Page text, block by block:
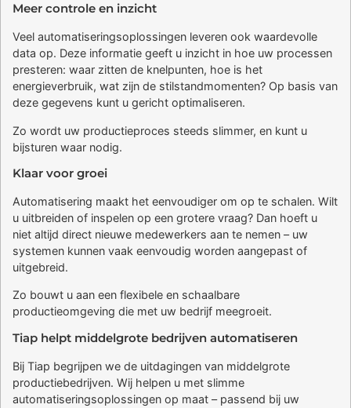
Meer controle en inzicht
Veel automatiseringsoplossingen leveren ook waardevolle
data op. Deze informatie geeft u inzicht in hoe uw processen
presteren: waar zitten de knelpunten, hoe is het
energieverbruik, wat zijn de stilstandmomenten? Op basis van
deze gegevens kunt u gericht optimaliseren.
Zo wordt uw productieproces steeds slimmer, en kunt u
bijsturen waar nodig.
Klaar voor groei
Automatisering maakt het eenvoudiger om op te schalen. Wilt
u uitbreiden of inspelen op een grotere vraag? Dan hoeft u
niet altijd direct nieuwe medewerkers aan te nemen – uw
systemen kunnen vaak eenvoudig worden aangepast of
uitgebreid.
Zo bouwt u aan een flexibele en schaalbare
productieomgeving die met uw bedrijf meegroeit.
Tiap helpt middelgrote bedrijven automatiseren
Bij Tiap begrijpen we de uitdagingen van middelgrote
productiebedrijven. Wij helpen u met slimme
automatiseringsoplossingen op maat – passend bij uw